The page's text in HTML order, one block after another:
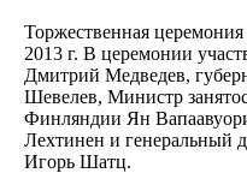
Торжественная церемония
2013 г. В церемонии
Дмитрий Медведев,
Шевелев, Министр
Финляндии Ян
Лехтинен и генеральный
Игорь Шатц.